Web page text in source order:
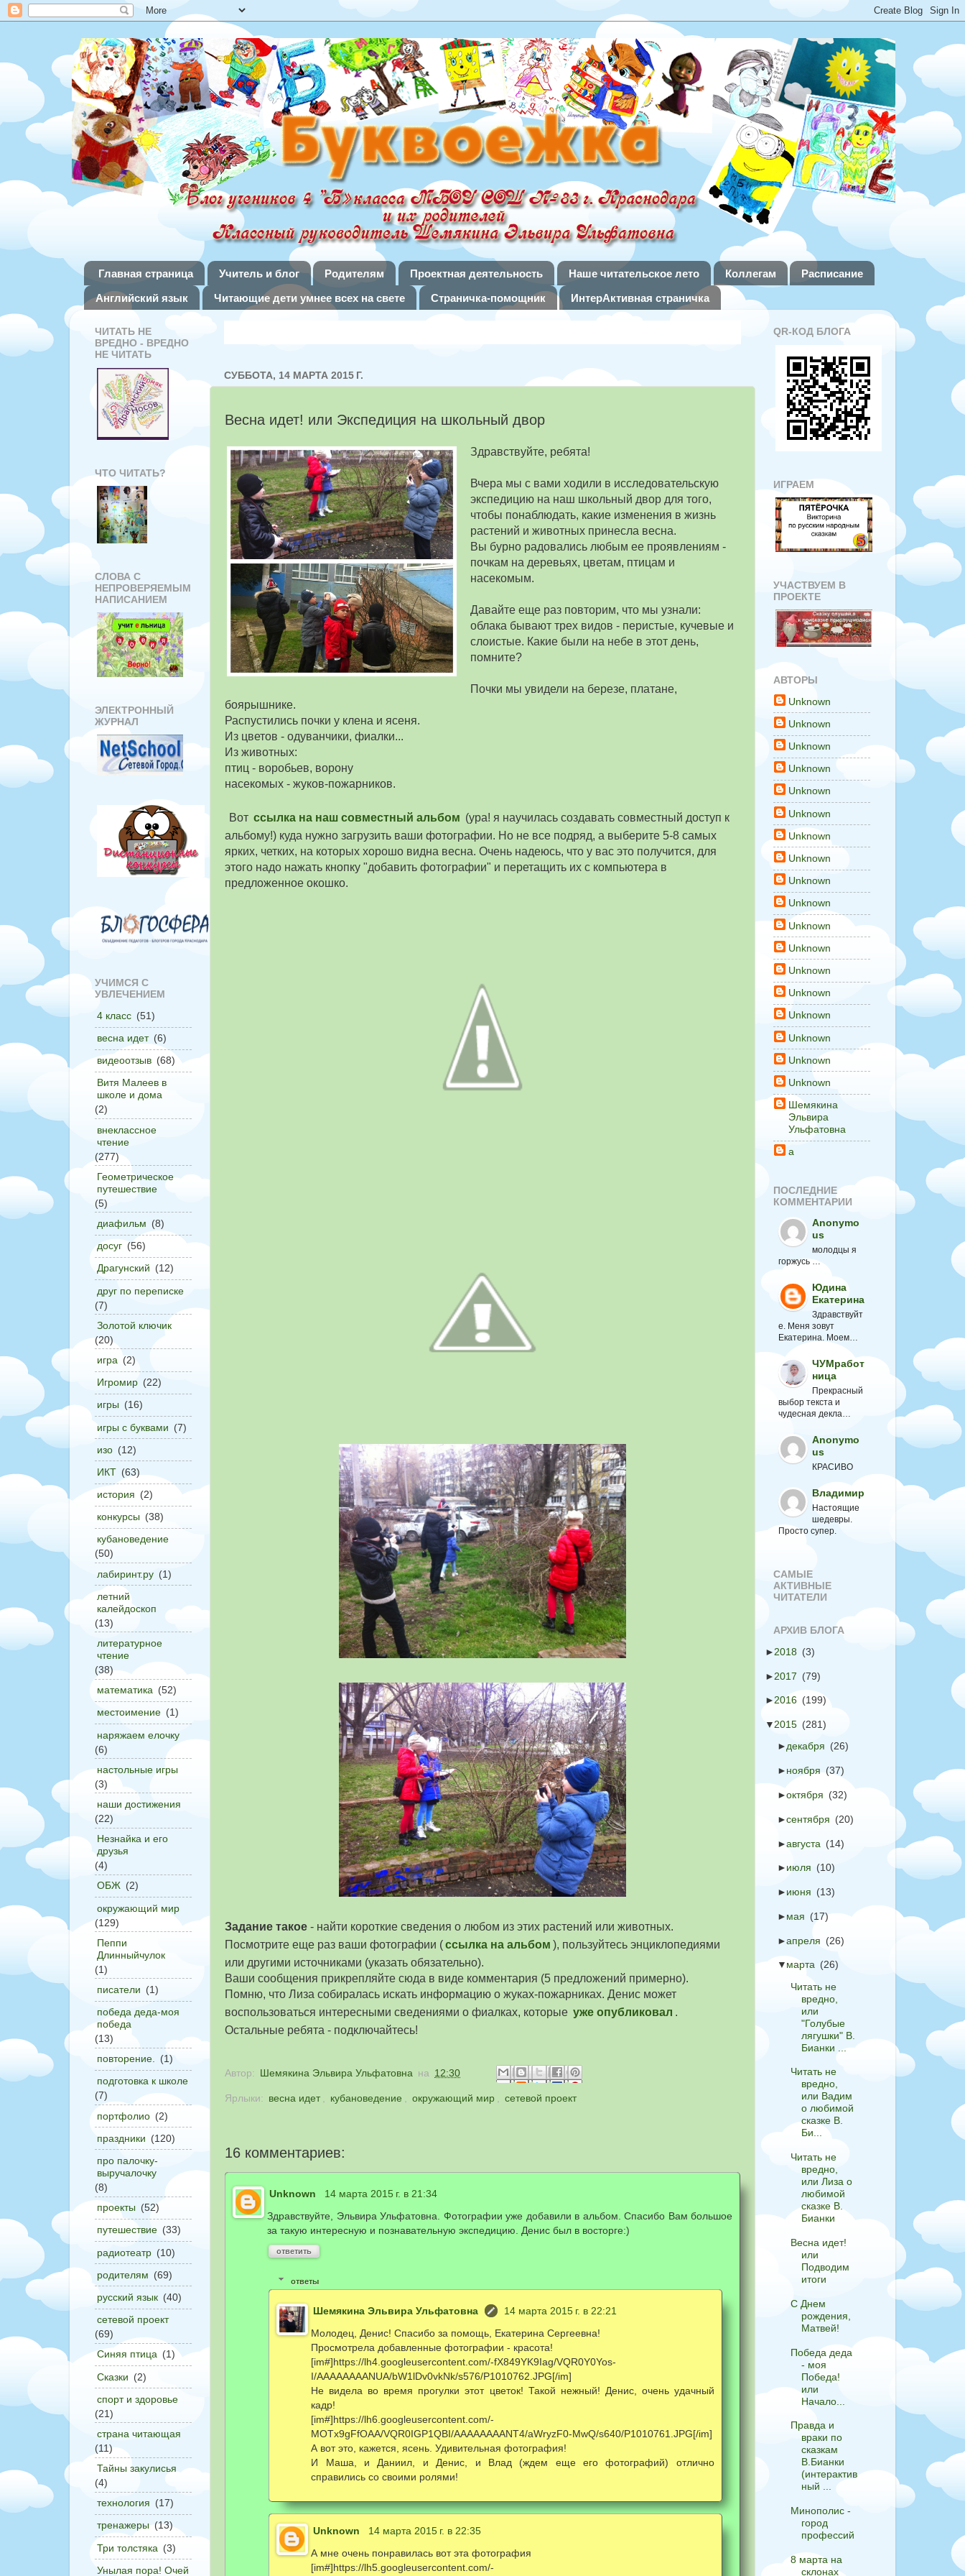
Главная страница Учитель и блог Родителям Проектная деятельность Наше читательское лето Коллегам
Расписание
Английский язык
Читающие дети умнее всех на свете Страничка-помощник ИнтерАктивная страничка
СУББОТА, 14 МАРТА 2015 Г.
Весна идет! или Экспедиция на школьный двор
Здравствуйте, ребята!
Вчера мы с вами ходили в исследовательскую
экспедицию на наш школьный двор для того,
чтобы понаблюдать, какие изменения в жизнь
растений и животных принесла весна.
Вы бурно радовались любым ее проявлениям -
почкам на деревьях, цветам, птицам и
насекомым.
Давайте еще раз повторим, что мы узнали:
облака бывают трех видов - перистые, кучевые и
слоистые. Какие были на небе в этот день,
помните?
Почки мы увидели на березе, платане,
боярышнике.
Распустились почки у клена и ясеня.
Из цветов - одуванчики, фиалки...
Из животных:
птиц - воробьев, ворону
насекомых - жуков-пожарников.
Вот ссылка на наш совместный альбом (ура! я научилась создавать совместный доступ к
альбому!) куда нужно загрузить ваши фотографии. Но не все подряд, а выберите 5-8 самых
ярких, четких, на которых хорошо видна весна. Очень надеюсь, что у вас это получится, для
этого надо нажать кнопку "добавить фотографии" и перетащить их с компьютера в
предложенное окошко.
Задание такое - найти короткие сведения о любом из этих растений или животных.
Посмотрите еще раз ваши фотографии (ссылка на альбом ), пользуйтесь энциклопедиями
или другими источниками (указать обязательно).
Ваши сообщения прикрепляйте сюда в виде комментария (5 предложений примерно).
Помню, что Лиза собиралась искать информацию о жуках-пожарниках. Денис может
воспользоваться интересными сведениями о фиалках, которые уже опубликовал .
Остальные ребята - подключайтесь!
Автор: Шемякина Эльвира Ульфатовна на 12:30
Ярлыки: весна идет , кубановедение , окружающий мир , сетевой проект
16 комментариев:
Unknown
14 марта 2015 г. в 21:34
Здравствуйте, Эльвира Ульфатовна. Фотографии уже добавили в альбом. Спасибо Вам большое
за такую интересную и познавательную экспедицию. Денис был в восторге:)
ответить
ответы
Шемякина Эльвира Ульфатовна
14 марта 2015 г. в 22:21
Молодец, Денис! Спасибо за помощь, Екатерина Сергеевна!
Просмотрела добавленные фотографии - красота!
[im#]https://lh4.googleusercontent.com/-fX849YK9Iag/VQR0Y0Yos-
I/AAAAAAAANUA/bW1lDv0vkNk/s576/P1010762.JPG[/im]
Не видела во время прогулки этот цветок! Такой нежный! Денис, очень удачный
кадр!
[im#]https://lh6.googleusercontent.com/-
MOTx9gFfOAA/VQR0IGP1QBI/AAAAAAAANT4/aWryzF0-MwQ/s640/P1010761.JPG[/im]
А вот это, кажется, ясень. Удивительная фотография!
И Маша, и Даниил, и Денис, и Влад (ждем еще его фотографий) отлично
справились со своими ролями!
Unknown
14 марта 2015 г. в 22:35
А мне очень понравилась вот эта фотография
[im#]https://lh5.googleusercontent.com/-
ЧИТАТЬ НЕ
ВРЕДНО - ВРЕДНО
НЕ ЧИТАТЬ
ЧТО ЧИТАТЬ?
СЛОВА С
НЕПРОВЕРЯЕМЫМ
НАПИСАНИЕМ
ЭЛЕКТРОННЫЙ
ЖУРНАЛ
УЧИМСЯ С
УВЛЕЧЕНИЕМ
4 класс (51)
весна идет (6)
видеоотзыв (68)
Витя Малеев в
школе и дома
(2)
внеклассное
чтение
(277)
Геометрическое
путешествие
(5)
диафильм (8)
досуг (56)
Драгунский (12)
друг по переписке
(7)
Золотой ключик
(20)
игра (2)
Игромир (22)
игры (16)
игры с буквами (7)
изо (12)
ИКТ (63)
история (2)
конкурсы (38)
кубановедение
(50)
лабиринт.ру (1)
летний
калейдоскоп
(13)
литературное
чтение
(38)
математика (52)
местоимение (1)
наряжаем елочку
(6)
настольные игры
(3)
наши достижения
(22)
Незнайка и его
друзья
(4)
ОБЖ (2)
окружающий мир
(129)
Пеппи
Длинныйчулок
(1)
писатели (1)
победа деда-моя
победа
(13)
повторение. (1)
подготовка к школе
(7)
портфолио (2)
праздники (120)
про палочку-
выручалочку
(8)
проекты (52)
путешествие (33)
радиотеатр (10)
родителям (69)
русский язык (40)
сетевой проект
(69)
Синяя птица (1)
Сказки (2)
спорт и здоровье
(21)
страна читающая
(11)
Тайны закулисья
(4)
технология (17)
тренажеры (13)
Три толстяка (3)
Унылая пора! Очей
QR-КОД БЛОГА
ИГРАЕМ
УЧАСТВУЕМ В
ПРОЕКТЕ
АВТОРЫ
Unknown
Unknown
Unknown
Unknown
Unknown
Unknown
Unknown
Unknown
Unknown
Unknown
Unknown
Unknown
Unknown
Unknown
Unknown
Unknown
Unknown
Unknown
Шемякина
Эльвира
Ульфатовна
а
ПОСЛЕДНИЕ
КОММЕНТАРИИ
Anonymo
us
молодцы я
горжусь …
Юдина
Екатерина
Здравствуйт
е. Меня зовут
Екатерина. Моем…
ЧУМработ
ница
Прекрасный
выбор текста и
чудесная декла…
Anonymo
us
КРАСИВО
Владимир
Настоящие
шедевры.
Просто супер.
САМЫЕ
АКТИВНЫЕ
ЧИТАТЕЛИ
АРХИВ БЛОГА
►2018 (3)
►2017 (79)
►2016 (199)
▼2015 (281)
►декабря (26)
►ноября (37)
►октября (32)
►сентября (20)
►августа (14)
►июля (10)
►июня (13)
►мая (17)
►апреля (26)
▼марта (26)
Читать не
вредно,
или
"Голубые
лягушки" В.
Бианки ...
Читать не
вредно,
или Вадим
о любимой
сказке В.
Би...
Читать не
вредно,
или Лиза о
любимой
сказке В.
Бианки
Весна идет!
или
Подводим
итоги
С Днем
рождения,
Матвей!
Победа деда
- моя
Победа!
или
Начало...
Правда и
враки по
сказкам
В.Бианки
(интерактив
ный ...
Минополис -
город
профессий
8 марта на
склонах